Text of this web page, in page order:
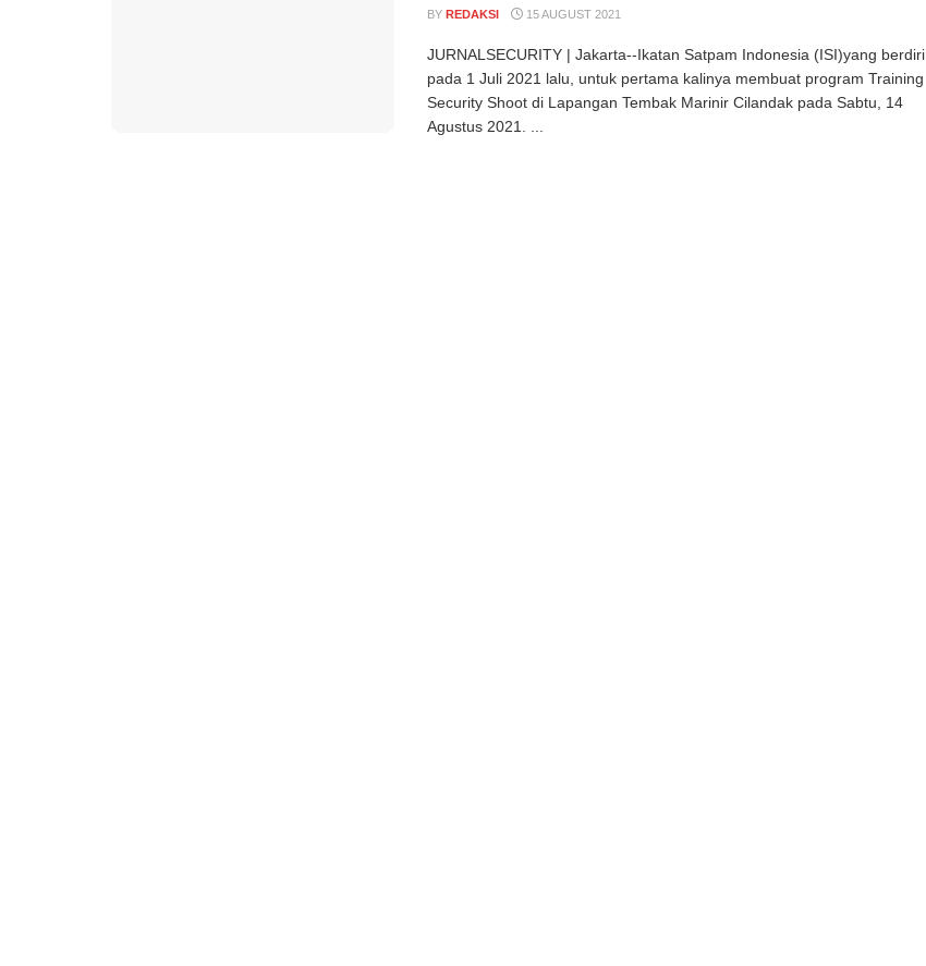
BY REDAKSI 15 AUGUST 2021
JURNALSECURITY | Jakarta--Ikatan Satpam Indonesia (ISI)yang berdiri
pada 1 Juli 2021 lalu, untuk pertama kalinya membuat program Training
Security Shoot di Lapangan Tembak Marinir Cilandak pada Sabtu, 14
Agustus 2021. ...